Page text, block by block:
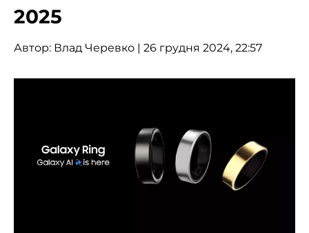
2025
Автор: Влад Черевко | 26 грудня 2024, 22:57